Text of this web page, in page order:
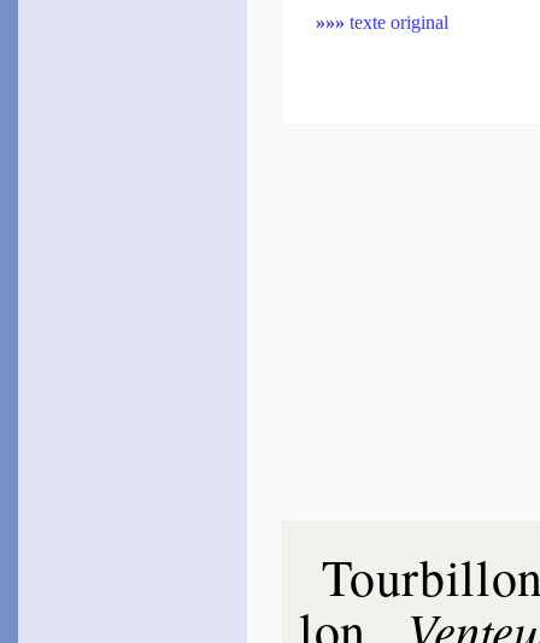
»»» texte original
.